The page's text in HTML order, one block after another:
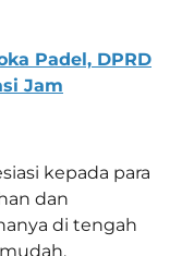
Padel, DPRD
Jam
kepada para
dan
di tengah